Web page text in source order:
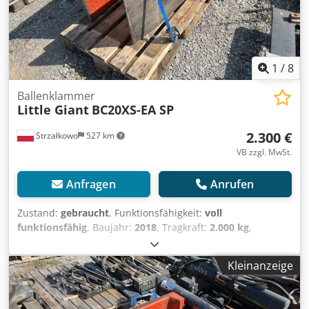
Stufe (Tier): Stage V / Tier V Allgemein Produktionsland:
Nederland Zustand CE-Typ: CE Anhängerkupplung,
Palettengabeln, hydraulische Kehrmaschine mit
Auffangbehälter und 4-in-1-Klappschaufek, zusätzliches
Ventil
1 /8
Strzałkowo 527 km
Ballenklammer
Little Giant BC20XS-EA SP
2.300 €
VB zzgl. MwSt.
Anfragen Anrufen
Zustand: gebraucht, Funktionsfähigkeit: voll
funktionsfähig, Baujahr: 2018, Tragkraft: 2.000 kg,
Ballenklammer Lastschwerpunkt: 500 ISO Klasse: ISO
Klasse 2 = 1.000 - 2.500 kg Zustand: Einsatzbereit und voll
funktionsfähig Cjdpfex N Dp Isx Ai Ssrf Zustand Technisch:
gut Beschreibung: Year 2018 ISO 2A (41 cm) Sideshift valve
Capacity 2000 kg Opening range 540-1800 mm Width 1020
Kleinanzeige